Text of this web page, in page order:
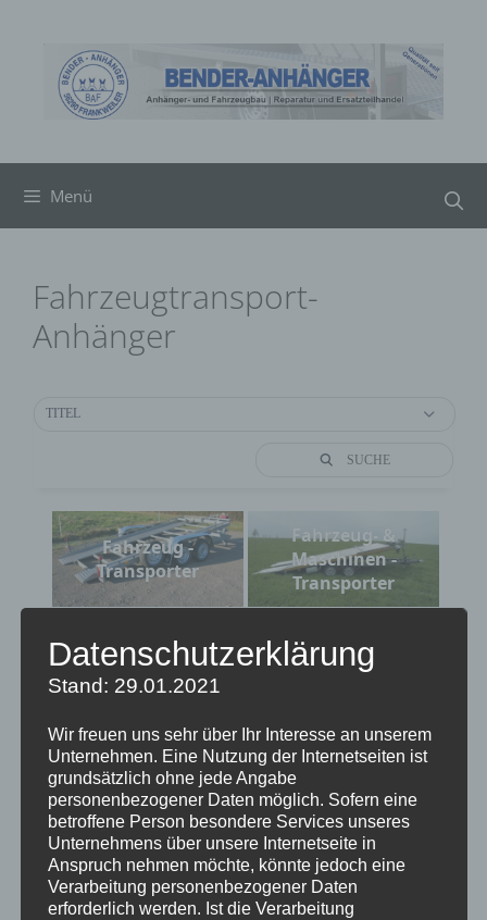
springen
Menü
Fahrzeugtransport-
Anhänger
TITEL
SUCHE
Fahrzeug -
Transporter
Fahrzeug- &
Maschinen -
Transporter
Fahrzeug- &
Maschinen-
Transporter
Wohnwagen-
Fahrzeug- &
Wohnwagen-
Transporter
Fahrzeug-
Transporter
Datenschutzerklärung
Stand: 29.01.2021
Wir freuen uns sehr über Ihr Interesse an unserem
Unternehmen. Eine Nutzung der Internetseiten ist
grundsätzlich ohne jede Angabe
personenbezogener Daten möglich. Sofern eine
betroffene Person besondere Services unseres
Unternehmens über unsere Internetseite in
Anspruch nehmen möchte, könnte jedoch eine
Verarbeitung personenbezogener Daten
erforderlich werden. Ist die Verarbeitung